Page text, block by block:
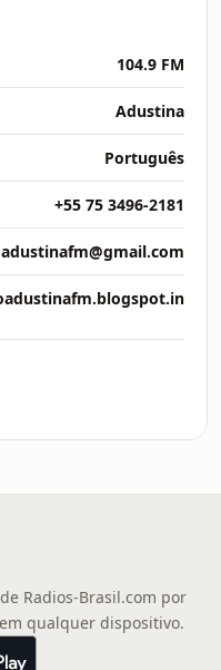
104.9 FM
Adustina
Português
+55 75 3496-2181
Radios-Brasil.com por
qualquer dispositivo.